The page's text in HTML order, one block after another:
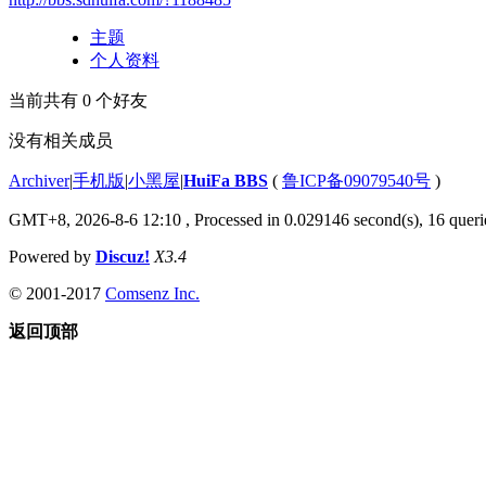
主题
个人资料
当前共有 0 个好友
没有相关成员
Archiver|手机版|小黑屋|HuiFa BBS ( 鲁ICP备09079540号 )
GMT+8, 2026-8-6 12:10 , Processed in 0.029146 second(s), 16
Powered by Discuz! X3.4
© 2001-2017 Comsenz Inc.
返回顶部